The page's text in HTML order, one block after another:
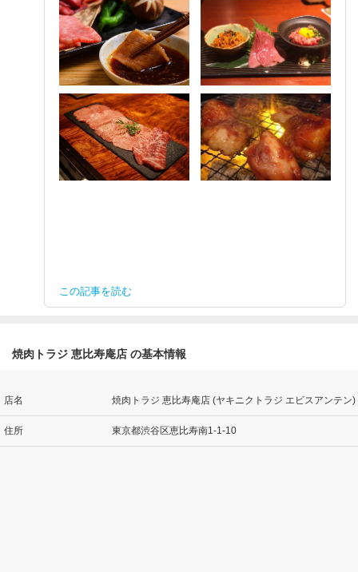
この記事を読む
焼肉トラジ 恵比寿庵店 の基本情報
店名 焼肉トラジ 恵比寿庵店 (ヤキニクトラジ エビスアンテン)
住所 東京都渋谷区恵比寿南1-1-10